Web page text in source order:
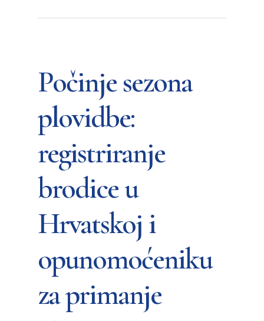
Počinje sezona
plovidbe:
registriranje
brodice u
Hrvatskoj i
opunomoćeniku
za primanje